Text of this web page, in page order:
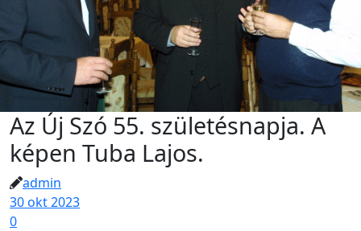
Az Új Szó 55. születésnapja. A
képen Tuba Lajos.
admin
30 okt 2023
0